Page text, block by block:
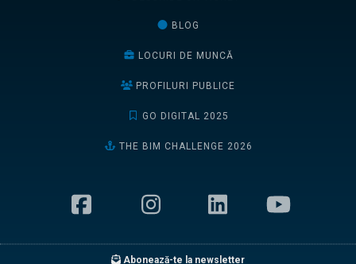
BLOG
LOCURI DE MUNCĂ
PROFILURI PUBLICE
GO DIGITAL 2025
THE BIM CHALLENGE 2026
Abonează-te la newsletter